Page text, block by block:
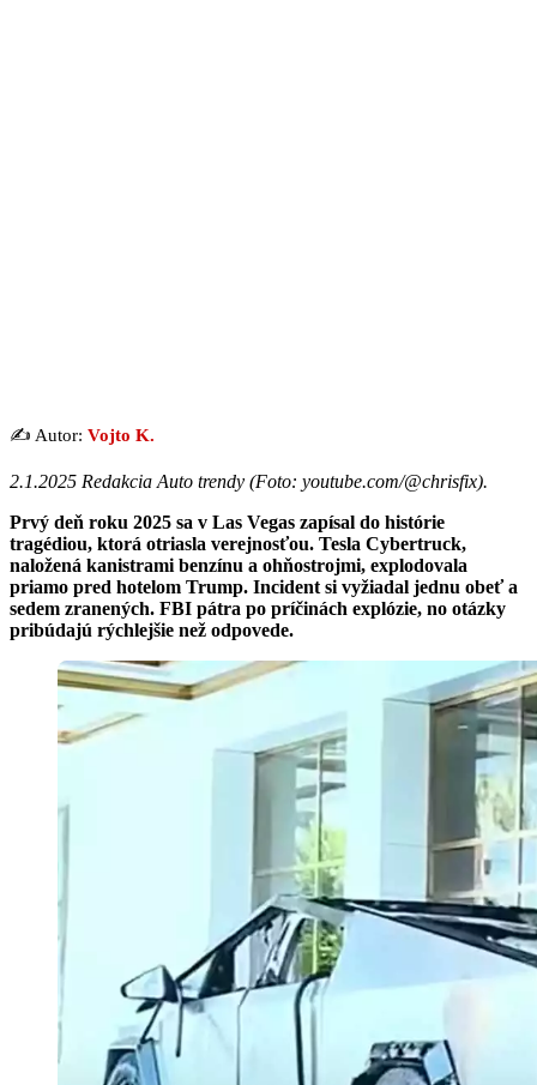
✍️ Autor: Vojto K.
2.1.2025 Redakcia Auto trendy (Foto: youtube.com/@chrisfix).
Prvý deň roku 2025 sa v Las Vegas zapísal do histórie
tragédiou, ktorá otriasla verejnosťou. Tesla Cybertruck,
naložená kanistrami benzínu a ohňostrojmi, explodovala
priamo pred hotelom Trump. Incident si vyžiadal jednu obeť a
sedem zranených. FBI pátra po príčinách explózie, no otázky
pribúdajú rýchlejšie než odpovede.